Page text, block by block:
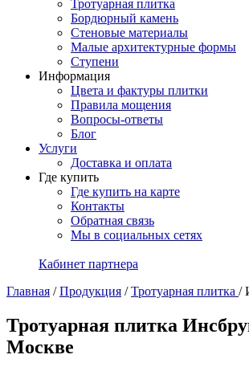
Тротуарная плитка
Бордюрный камень
Стеновые материалы
Малые архитектурные формы
Ступени
Информация
Цвета и фактуры плитки
Правила мощения
Вопросы-ответы
Блог
Услуги
Доставка и оплата
Где купить
Где купить на карте
Контакты
Обратная связь
Мы в социальных сетях
Кабинет партнера
Главная /Продукция /Тротуарная плитка /
Тротуарная плитка
Москве